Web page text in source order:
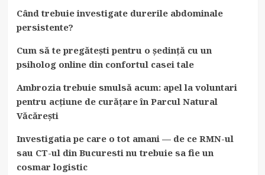
carne
de
Când trebuie investigate durerile abdominale
persistente?
Cum să te pregătești pentru o ședință cu un
psiholog online din confortul casei tale
Ambrozia trebuie smulsă acum: apel la voluntari
pentru acțiune de curățare în Parcul Natural
Văcărești
Investigatia pe care o tot amani — de ce RMN-ul
sau CT-ul din Bucuresti nu trebuie sa fie un
cosmar logistic